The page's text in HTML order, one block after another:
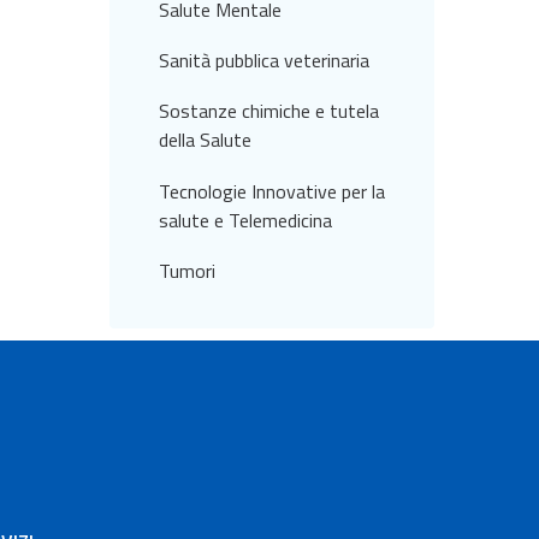
Salute Mentale
Sanità pubblica veterinaria
Sostanze chimiche e tutela
della Salute
Tecnologie Innovative per la
salute e Telemedicina
Tumori